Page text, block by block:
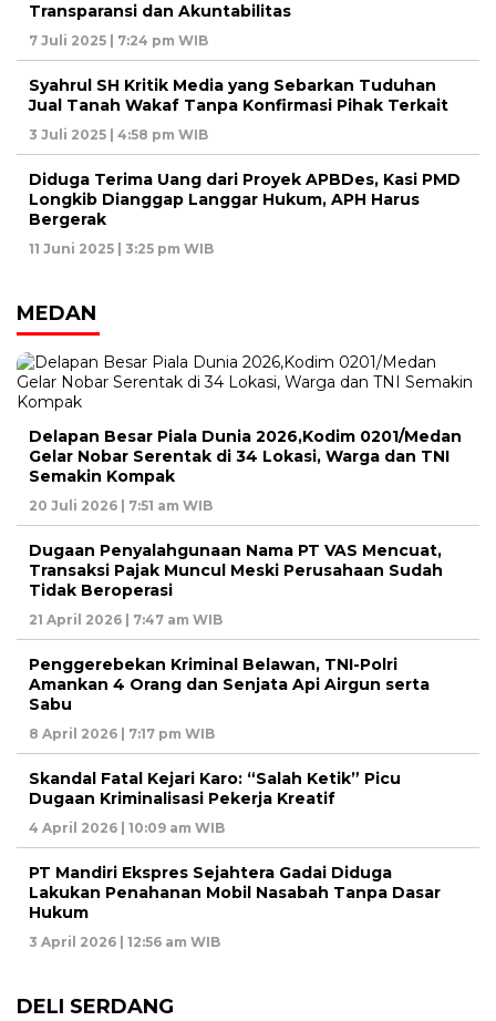
Transparansi dan Akuntabilitas
7 Juli 2025 | 7:24 pm WIB
Syahrul SH Kritik Media yang Sebarkan Tuduhan
Jual Tanah Wakaf Tanpa Konfirmasi Pihak Terkait
3 Juli 2025 | 4:58 pm WIB
Diduga Terima Uang dari Proyek APBDes, Kasi PMD
Longkib Dianggap Langgar Hukum, APH Harus
Bergerak
11 Juni 2025 | 3:25 pm WIB
MEDAN
Delapan Besar Piala Dunia 2026,Kodim 0201/Medan
Gelar Nobar Serentak di 34 Lokasi, Warga dan TNI
Semakin Kompak
20 Juli 2026 | 7:51 am WIB
Dugaan Penyalahgunaan Nama PT VAS Mencuat,
Transaksi Pajak Muncul Meski Perusahaan Sudah
Tidak Beroperasi
21 April 2026 | 7:47 am WIB
Penggerebekan Kriminal Belawan, TNI-Polri
Amankan 4 Orang dan Senjata Api Airgun serta
Sabu
8 April 2026 | 7:17 pm WIB
Skandal Fatal Kejari Karo: “Salah Ketik” Picu
Dugaan Kriminalisasi Pekerja Kreatif
4 April 2026 | 10:09 am WIB
PT Mandiri Ekspres Sejahtera Gadai Diduga
Lakukan Penahanan Mobil Nasabah Tanpa Dasar
Hukum
3 April 2026 | 12:56 am WIB
DELI SERDANG